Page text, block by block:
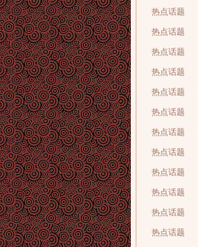
热点话题
热点话题
热点话题
热点话题
热点话题
热点话题
热点话题
热点话题
热点话题
热点话题
热点话题
热点话题